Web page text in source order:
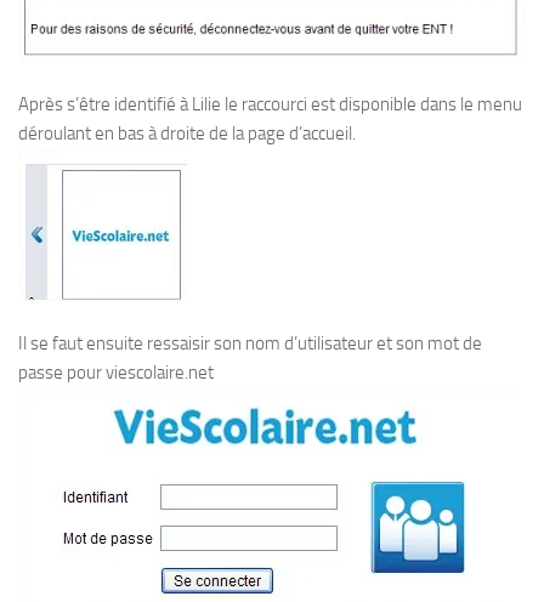
Après s’être identifié à Lilie le raccourci est disponible dans le menu
déroulant en bas à droite de la page d’accueil.
Il se faut ensuite ressaisir son nom d’utilisateur et son mot de
passe pour viescolaire.net